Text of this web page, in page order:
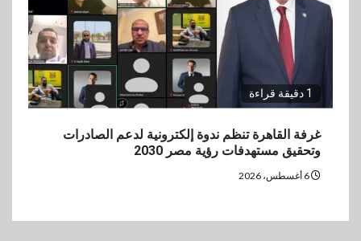
1 دقيقة قراءة
غرفة القاهرة تنظم ندوة إلكترونية لدعم الصادرات
وتحقيق مستهدفات رؤية مصر 2030